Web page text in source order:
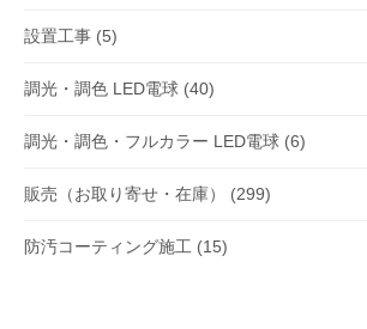
設置工事 (5)
調光・調色 LED電球 (40)
調光・調色・フルカラー LED電球 (6)
販売（お取り寄せ・在庫） (299)
防汚コーティング施工 (15)